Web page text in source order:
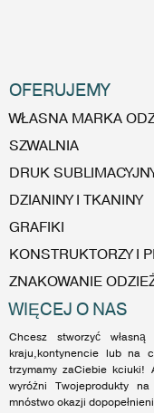
OFERUJEMY
WŁASNA MARKA
SZWALNIA
DRUK
DZIANINY I TKANINY
GRAFIKI
KONSTRUKTORZY I
ZNAKOWANIE
WIĘCEJ O NAS
Chcesz stworzyć
kraju,kontynencie lub na
trzymamy zaCiebie
wyróżni Twojeprodukty
mnóstwo okazji